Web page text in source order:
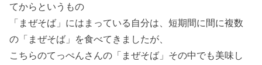
てからというもの
「まぜそば」にはまっている自分は、短期間に間に複数
の「まぜそば」を食べてきましたが、
こちらのてっぺんさんの「まぜそば」その中でも美味し